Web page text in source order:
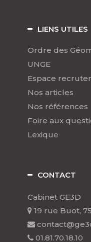
LIENS UTILES
Ordre des
UNGE
Espace
Nos articles
Nos références
Foire aux
Lexique
CONTACT
Cabinet GE3D
19 rue Buot,
01.81.70.18.10